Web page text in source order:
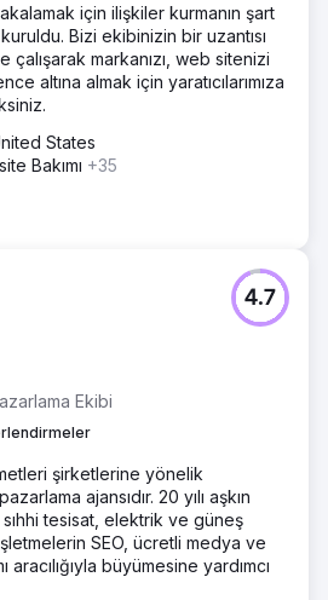
için ilişkiler kurmanın şart
Bizi ekibinizin bir uzantısı
çalışarak markanızı, web sitenizi
altına almak için yaratıcılarımıza
States
Bakımı +35
Ekibi
4.7
şirketlerine yönelik
ajansıdır. 20 yılı aşkın
tesisat, elektrik ve güneş
SEO, ücretli medya ve
aracılığıyla büyümesine yardımcı